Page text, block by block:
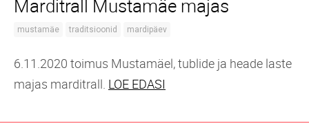
Marditrall Mustamäe majas
mustamäe traditsioonid mardipäev
6.11.2020 toimus Mustamäel, tublide ja heade laste
majas marditrall. LOE EDASI